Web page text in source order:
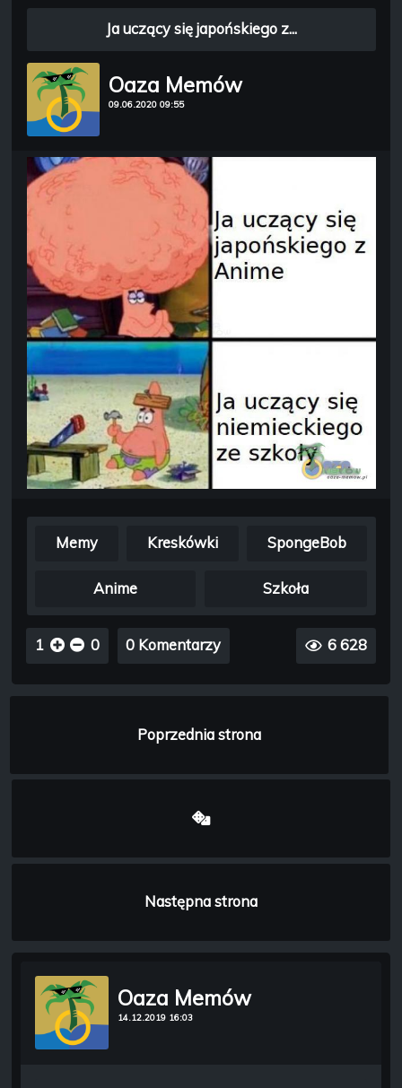
Oaza Memów
09.06.2020 09:55
Ja uczący się japońskiego z...
Memy Kreskówki SpongeBob
Anime Szkoła
1 0 0 Komentarzy 6 628
Poprzednia strona
Następna strona
Oaza Memów
14.12.2019 16:03